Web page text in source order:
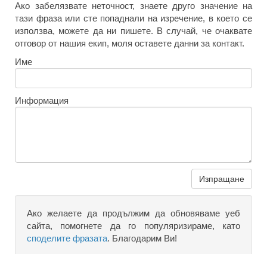
Ако забелязвате неточност, знаете друго значение на
тази фраза или сте попаднали на изречение, в което се
използва, можете да ни пишете. В случай, че очаквате
отговор от нашия екип, моля оставете данни за контакт.
Име
Информация
Изпращане
Ако желаете да продължим да обновяваме уеб
сайта, помогнете да го популяризираме, като
споделите фразата. Благодарим Ви!